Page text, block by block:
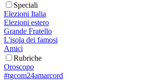
Speciali
Elezioni Italia
Elezioni estero
Grande Fratello
L'isola dei famosi
Amici
Rubriche
Oroscopo
#tgcom24amarcord